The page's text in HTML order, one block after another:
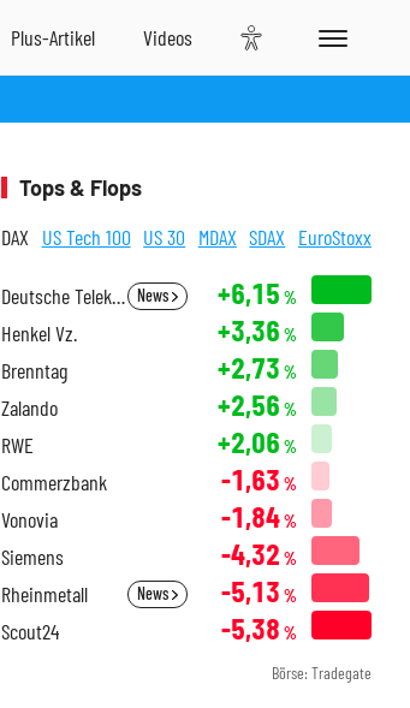
Tops & Flops
DAX US Tech 100 US 30 MDAX SDAX EuroStoxx
Deutsche Telekom News +6,15 %
Henkel Vz. +3,36 %
Brenntag +2,73 %
Zalando +2,56 %
RWE +2,06 %
Commerzbank -1,63 %
Vonovia -1,84%
Siemens -4,32 %
Rheinmetall News -5,13 %
Scout24 -5,38 %
Börse: Tradegate